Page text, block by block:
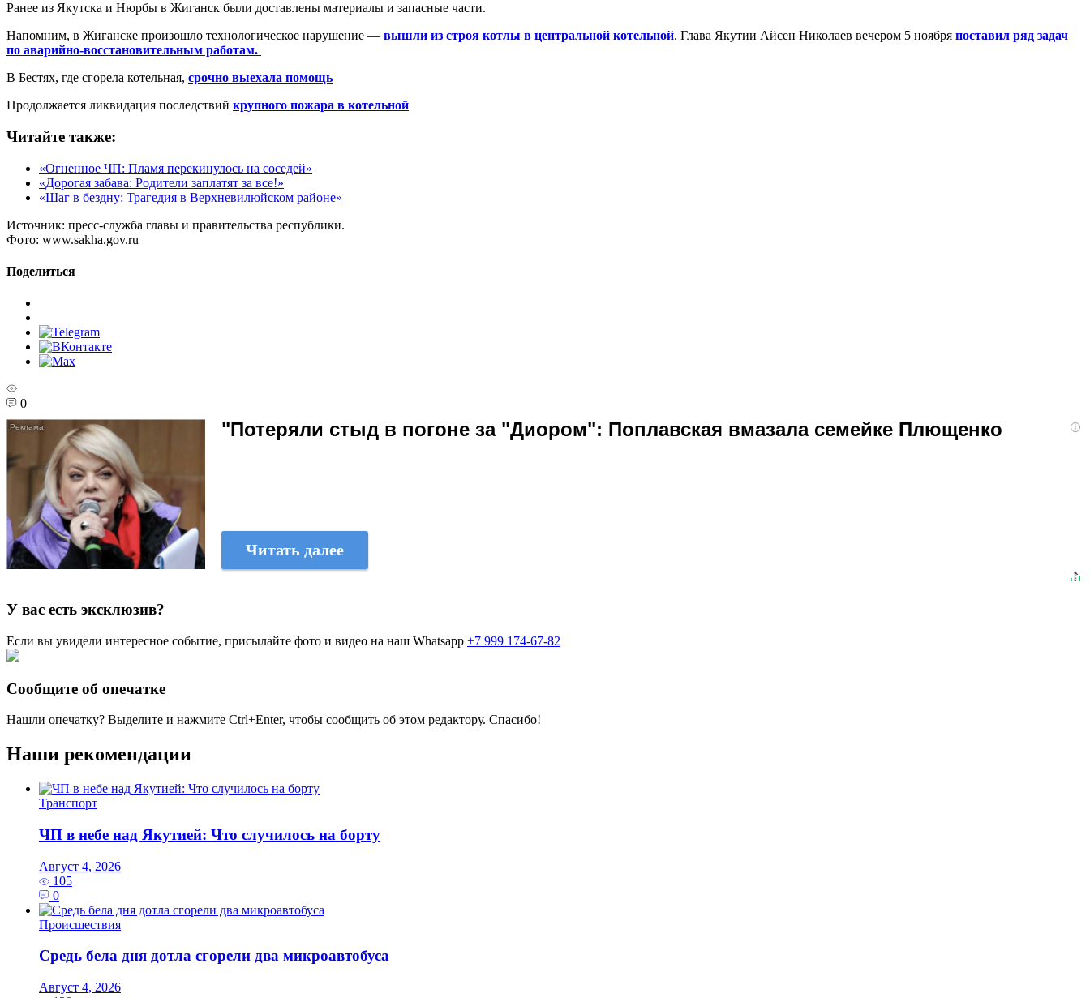
Ранее из Якутска и Нюрбы в Жиганск были доставлены материалы и запасные части.
Напомним, в Жиганске произошло технологическое нарушение — вышли из строя котлы в центральной котельной. Глава Якутии Айсен Николаев вечером 5 ноября поставил ряд задач
по аварийно-восстановительным работам.
В Бестях, где сгорела котельная, срочно выехала помощь
Продолжается ликвидация последствий крупного пожара в котельной
Читайте также:
«Огненное ЧП: Пламя перекинулось на соседей»
«Дорогая забава: Родители заплатят за все!»
«Шаг в бездну: Трагедия в Верхневилюйском районе»
Источник: пресс-служба главы и правительства республики.
Фото: www.sakha.gov.ru
Поделиться
0
i
"Потеряли стыд в погоне за "Диором": Поплавская вмазала семейке Плющенко
Читать далее
У вас есть эксклюзив?
Если вы увидели интересное событие, присылайте фото и видео на наш Whatsapp +7 999 174-67-82
Сообщите об опечатке
Нашли опечатку? Выделите и нажмите Ctrl+Enter, чтобы сообщить об этом редактору. Спасибо!
Наши рекомендации
Транспорт
ЧП в небе над Якутией: Что случилось на борту
Август 4, 2026
105
0
Происшествия
Средь бела дня дотла сгорели два микроавтобуса
Август 4, 2026